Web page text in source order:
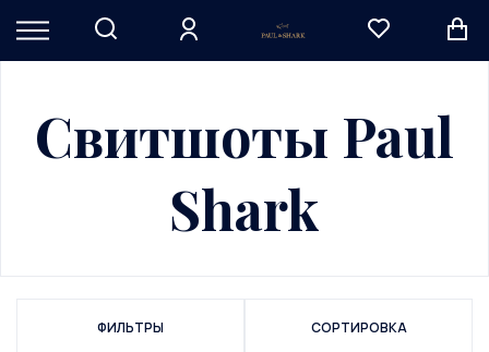
Свитшоты Paul
Shark
ФИЛЬТРЫ СОРТИРОВКА